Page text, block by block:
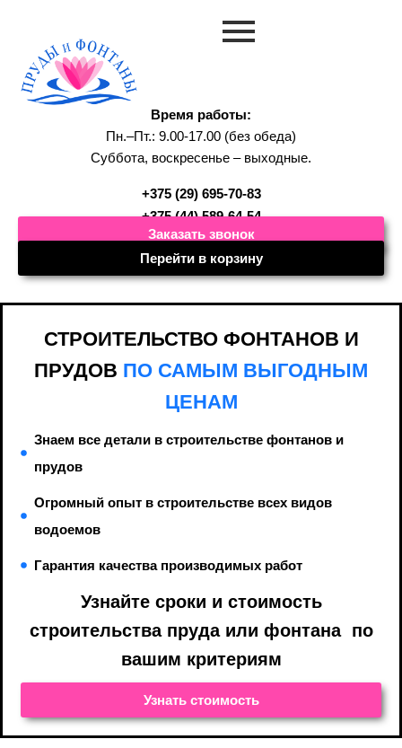
Время работы:
Пн.–Пт.: 9.00-17.00 (без обеда)
Суббота, воскресенье – выходные.
+375 (29) 695-70-83
+375 (44) 589-64-54
Заказать звонок
Перейти в корзину
СТРОИТЕЛЬСТВО ФОНТАНОВ И
ПРУДОВ ПО САМЫМ ВЫГОДНЫМ
ЦЕНАМ
Знаем все детали в строительстве фонтанов и
прудов
Огромный опыт в строительстве всех видов
водоемов
Гарантия качества производимых работ
Узнайте cроки и стоимость
строительства пруда или фонтана по
вашим критериям
Узнать стоимость